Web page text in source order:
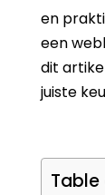
en
een
dit
juiste